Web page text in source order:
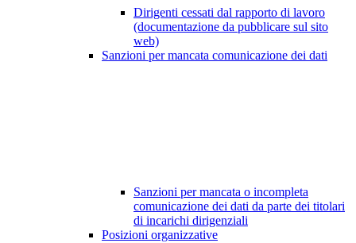
Dirigenti cessati dal rapporto di lavoro
(documentazione da pubblicare sul sito
web)
Sanzioni per mancata comunicazione dei dati
Sanzioni per mancata o incompleta
comunicazione dei dati da parte dei titolari
di incarichi dirigenziali
Posizioni organizzative